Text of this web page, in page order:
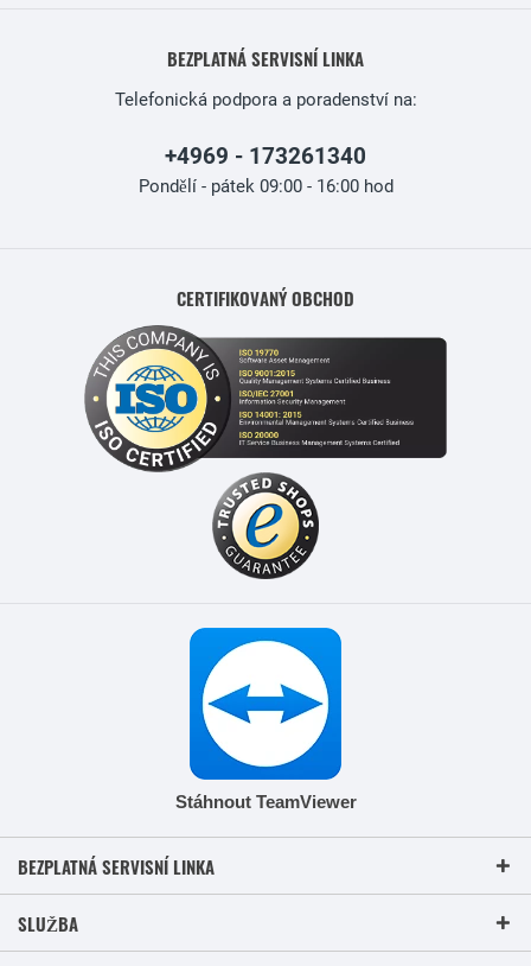
BEZPLATNÁ SERVISNÍ LINKA
Telefonická podpora a poradenství na:
+4969 - 173261340
Pondělí - pátek 09:00 - 16:00 hod
CERTIFIKOVANÝ OBCHOD
Stáhnout TeamViewer
BEZPLATNÁ SERVISNÍ LINKA
SLUŽBA